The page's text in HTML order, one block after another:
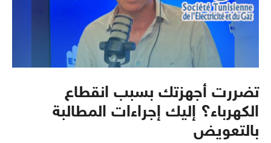
تضررت أجهزتك بسبب انقطاع
الكهرباء؟ إليك إجراءات المطالبة
بالتعويض